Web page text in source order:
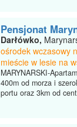
Pensjonat
Darłówko,
ośrodek wczasowy
mieście w lesie na
MARYNARSKI-
400m od morza i
portu oraz 3km od